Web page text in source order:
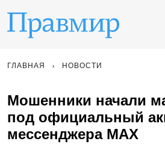
ГЛАВНАЯ НОВОСТИ
Мошенники начали
под официальный
мессенджера MAX